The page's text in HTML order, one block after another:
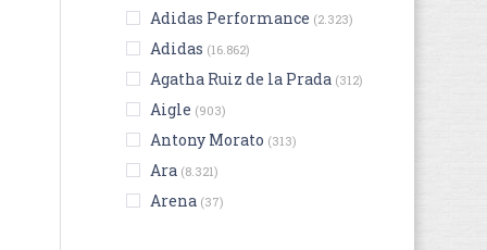
Adidas Performance (2.323)
Adidas (16.862)
Agatha Ruiz de la Prada (312)
Aigle (903)
Antony Morato (313)
Ara (8.321)
Arena (37)